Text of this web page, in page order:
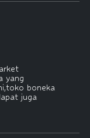
yang
boneka
juga